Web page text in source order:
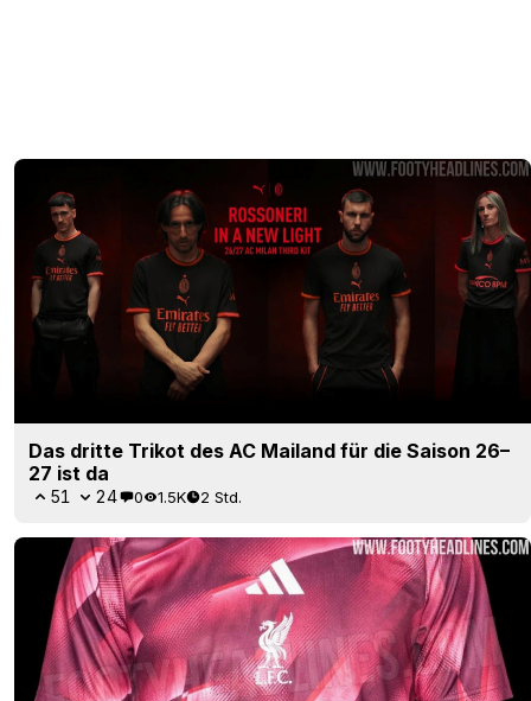
Das dritte Trikot des AC Mailand für die Saison 26–
27 ist da
51 24 0 1.5K 2 Std.